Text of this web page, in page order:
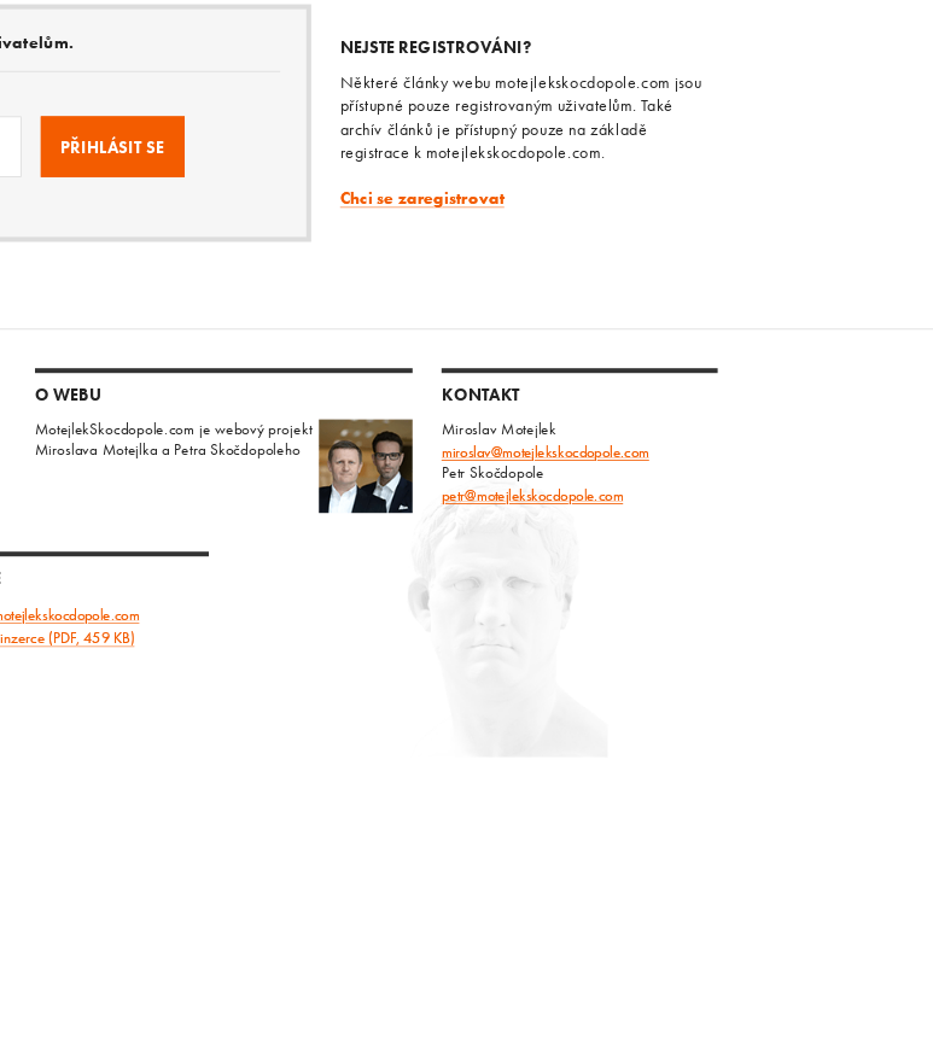
NEJSTE REGISTROVÁNI?
Některé články webu motejlekskocdopole.com jsou
přístupné pouze registrovaným uživatelům. Také
archív článků je přístupný pouze na základě
registrace k motejlekskocdopole.com.
Chci se zaregistrovat
O WEBU
MotejlekSkocdopole.com je webový projekt
Miroslava Motejlka a Petra Skočdopoleho
KONTAKT
Miroslav Motejlek
miroslav@motejlekskocdopole.com
Petr Skočdopole
petr@motejlekskocdopole.com
(PDF, 459 KB)